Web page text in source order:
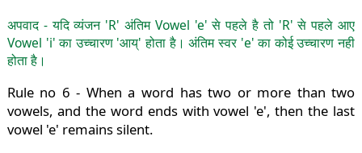
अपवाद - यदि व्यंजन 'R' अंतिम Vowel 'e' से पहले है तो 'R' से पहले आए
Vowel 'i' का उच्चारण 'आय्' होता है। अंतिम स्वर 'e' का कोई उच्चारण नही
होता है।
Rule no 6 - When a word has two or more than two
vowels, and the word ends with vowel 'e', then the last
vowel 'e' remains silent.